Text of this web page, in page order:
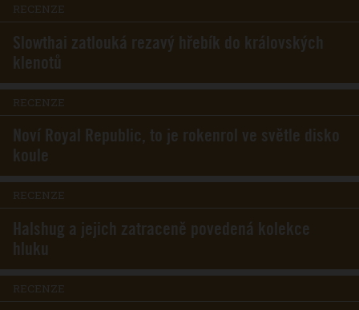
RECENZE
Slowthai zatlouká rezavý hřebík do královských
klenotů
RECENZE
Noví Royal Republic, to je rokenrol ve světle disko
koule
RECENZE
Halshug a jejich zatraceně povedená kolekce
hluku
RECENZE